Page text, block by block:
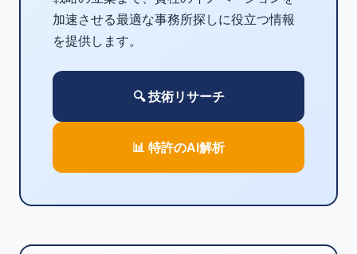
加速させる最適な事務所探しに役立つ情報
を提供します。
🔍 技術リサーチ
📊 特許のAI解析